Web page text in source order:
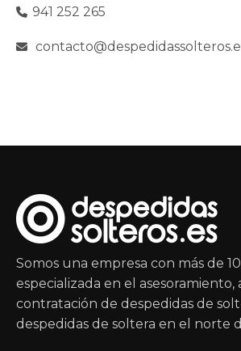
941 252 265
Somos una empresa con más de
especializada en el asesoramiento,
contratación de despedidas de
despedidas de soltera en el norte